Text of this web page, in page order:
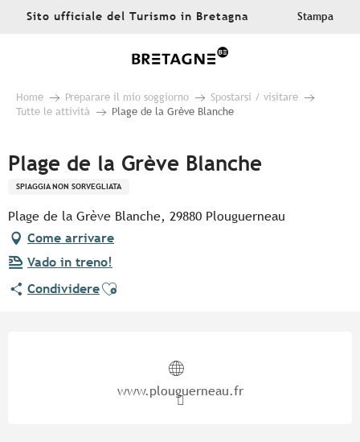
AllerSito ufficiale del Turismo in Bretagna Stampa
Home Preparare il mio soggiorno
Spostarsi / visitare
Tutte le attività
Plage de la Grève Blanche
Plage de la Grève Blanche
SPIAGGIA NON SORVEGLIATA
Plage de la Grève Blanche, 29880 Plouguerneau
Come arrivare
Vado in treno!
CondividereAjouter aux favoris
www.plouguerneau.fr